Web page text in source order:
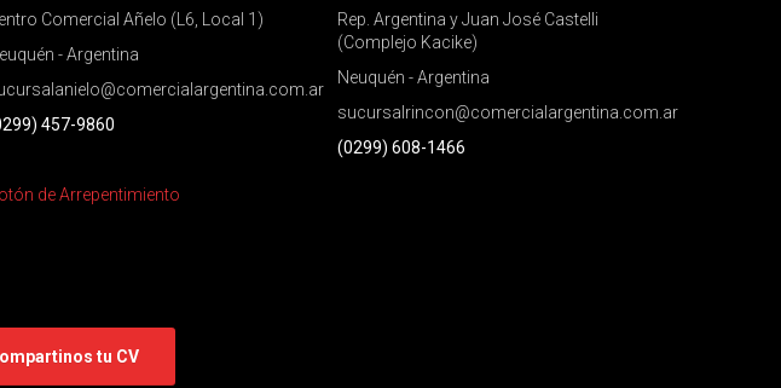
Comercial Añelo (L6, Local 1)
- Argentina
457-9860
de Arrepentimiento
Rep. Argentina y Juan José Castelli
(Complejo Kacike)
Neuquén - Argentina
sucursalrincon@comercialargentina.com.ar
(0299) 608-1466
tu CV